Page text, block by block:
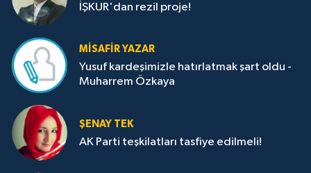
İŞKUR'dan rezil proje!
MISAFIR YAZAR
Yusuf kardeşimizle hatırlatmak şart oldu -
Muharrem Özkaya
ŞENAY TEK
AK Parti teşkilatları tasfiye edilmeli!